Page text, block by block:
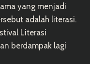
yang menjadi
adalah literasi.
Literasi
berdampak lagi